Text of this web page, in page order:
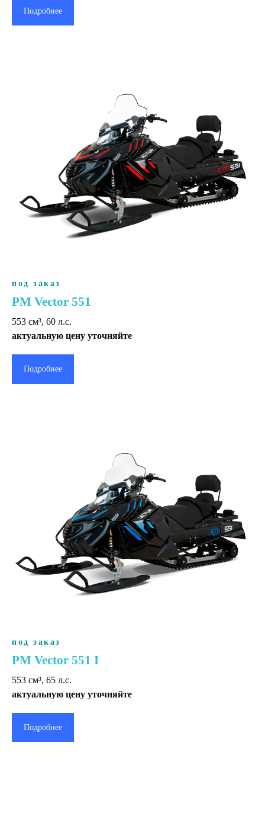
Подробнее
под заказ
РМ Vector 551
553 cм³, 60 л.с.
актуальную цену уточняйте
Подробнее
под заказ
РМ Vector 551 I
553 cм³, 65 л.с.
актуальную цену уточняйте
Подробнее